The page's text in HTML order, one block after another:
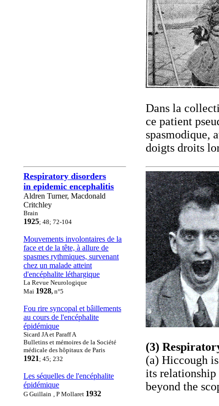
Dans la
ce patient
spasmodique,
doigts droits
Respiratory disorders
in epidemic encephalitis
Aldren Turner, Macdonald
Critchley
Brain
1925; 48; 72-104
Mouvements involontaires de la
face et de la tête, à allure de
spasmes rythmiques, survenant
chez un malade atteint
d'encéphalite léthargique
La Revue Neurologique
Mai 1928, n°5
Fou rire syncopal et bâillements
au cours de l'encéphalite
épidémique
Sicard JA et Paraff A
Bulletins et mémoires de la Société
médicale des hôpitaux de Paris
1921 ; 45; 232
Les séquelles de l'encéphalite
épidémique
G Guillain , P Mollaret 1932
(3)
(a) Hiccough
its
beyond the